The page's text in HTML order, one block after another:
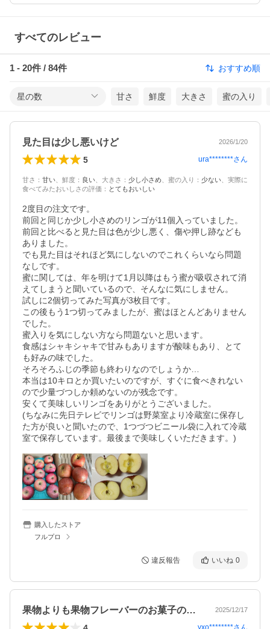
すべてのレビュー
1 - 20件 / 84件 おすすめ順
星の数 甘さ 鮮度 大きさ 蜜の入り
見た目は少し悪いけど 2026/1/20
5 ura********さん
甘さ ： 甘い 鮮度 ： 良い 大きさ ： 少し小さめ 蜜の入り ： 少ない
実際に
食べてみたおいしさの評価 ： とてもおいしい
2度目の注文です。
前回と同じか少し小さめのリンゴが11個入っていました。
前回と比べると見た目は色が少し悪く、傷や押し跡なども
ありました。
でも見た目はそれほど気にしないのでこれくらいなら問題
なしです。
蜜に関しては、年を明けて1月以降はもう蜜が吸収されて消
えてしまうと聞いているので、そんなに気にしません。
試しに2個切ってみた写真が3枚目です。
この後もう1つ切ってみましたが、蜜はほとんどありません
でした。
蜜入りを気にしない方なら問題ないと思います。
食感はシャキシャキで甘みもありますが酸味もあり、とて
も好みの味でした。
そろそろふじの季節も終わりなのでしょうか…
本当は10キロとか買いたいのですが、すぐに食べきれない
ので少量づつしか頼めないのが残念です。
安くて美味しいリンゴをありがとうございました。
(ちなみに先日テレビでリンゴは野菜室より冷蔵室に保存し
た方が良いと聞いたので、1つづつビニール袋に入れて冷蔵
室で保存しています。最後まで美味しくいただきます。)
購入したストア
フルプロ
違反報告 いいね 0
果物よりも果物フレーバーのお菓子のほう… 2025/12/17
yxo********さん